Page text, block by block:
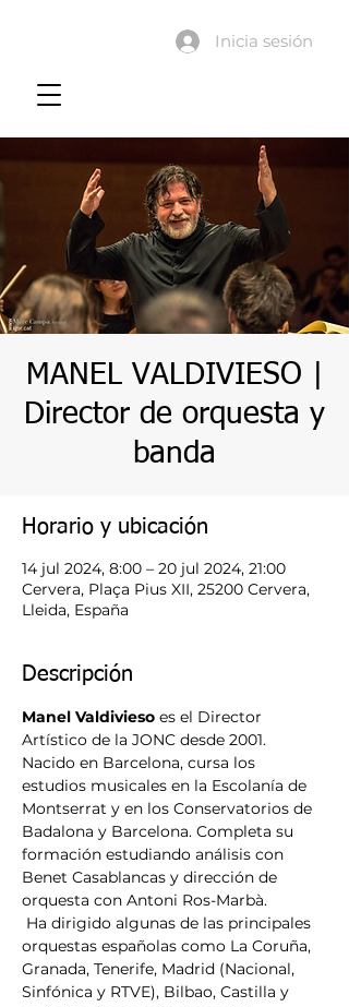
Inicia sesión
MANEL VALDIVIESO |
Director de orquesta y
banda
Horario y ubicación
14 jul 2024, 8:00 – 20 jul 2024, 21:00
Cervera, Plaça Pius XII, 25200 Cervera,
Lleida, España
Descripción
Manel Valdivieso es el Director
Artístico de la JONC desde 2001.
Nacido en Barcelona, cursa los
estudios musicales en la Escolanía de
Montserrat y en los Conservatorios de
Badalona y Barcelona. Completa su
formación estudiando análisis con
Benet Casablancas y dirección de
orquesta con Antoni Ros-Marbà.
orquestas españolas como La Coruña,
Granada, Tenerife, Madrid (Nacional,
Sinfónica y RTVE), Bilbao, Castilla y